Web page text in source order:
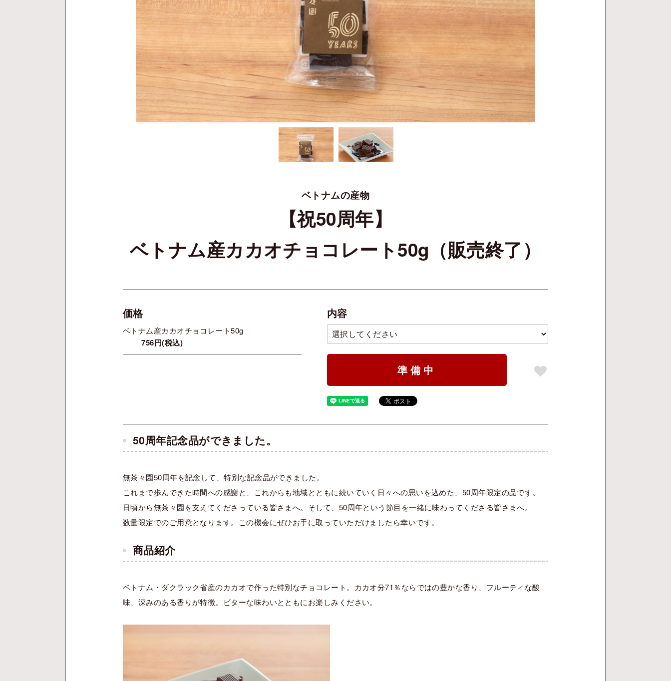
ベトナムの産物
【祝50周年】
ベトナム産カカオチョコレート50g（販売終了）
価格
ベトナム産カカオチョコレート50g
756円(税込)
内容
準備中
50周年記念品ができました。
無茶々園50周年を記念して、特別な記念品ができました。
これまで歩んできた時間への感謝と、これからも地域とともに続いていく日々への思いを込めた、50周年限定の品です。
日頃から無茶々園を支えてくださっている皆さまへ。そして、50周年という節目を一緒に味わってくださる皆さまへ。
数量限定でのご用意となります。この機会にぜひお手に取っていただけましたら幸いです。
商品紹介
ベトナム・ダクラック省産のカカオで作った特別なチョコレート。カカオ分71％ならではの豊かな香り、フルーティな酸
味、深みのある香りが特徴。ビターな味わいとともにお楽しみください。